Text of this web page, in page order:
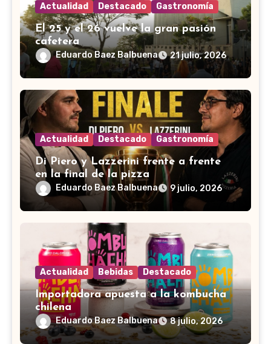
Actualidad Destacado Gastronomía
El 25 y el 26 vuelve la gran pasión
cafetera
Eduardo Baez Balbuena 21 julio, 2026
Actualidad Destacado Gastronomía
Di Piero y Lazzerini frente a frente
en la final de la pizza
Eduardo Baez Balbuena 9 julio, 2026
Actualidad Bebidas Destacado
Importadora apuesta a la kombucha
chilena
Eduardo Baez Balbuena 8 julio, 2026